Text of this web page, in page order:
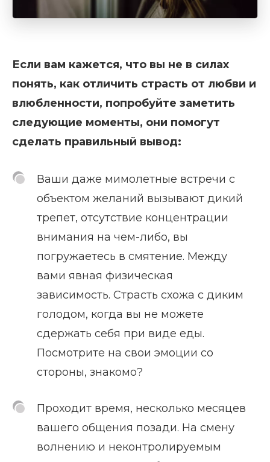
Если вам кажется, что вы не в силах
понять, как отличить страсть от любви и
влюбленности, попробуйте заметить
следующие моменты, они помогут
сделать правильный вывод:
Ваши даже мимолетные встречи с
объектом желаний вызывают дикий
трепет, отсутствие концентрации
внимания на чем-либо, вы
погружаетесь в смятение. Между
вами явная физическая
зависимость. Страсть схожа с диким
голодом, когда вы не можете
сдержать себя при виде еды.
Посмотрите на свои эмоции со
стороны, знакомо?
Проходит время, несколько месяцев
вашего общения позади. На смену
волнению и неконтролируемым